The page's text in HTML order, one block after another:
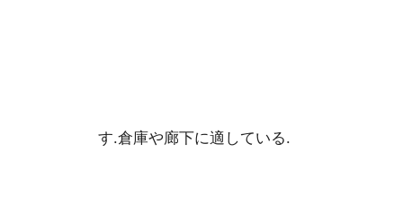
す.倉庫や廊下に適している.